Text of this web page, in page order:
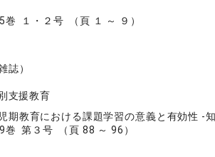
１・２号 （頁 １ ～ ９）
誌）
支援教育
期教育における課題学習の意義と有効性 -
第３号 （頁 88 ～ 96）